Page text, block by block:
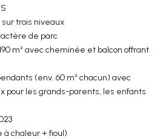
trois niveaux
de parc
m² avec cheminée et balcon offrant
(env. 60 m² chacun) avec
pour les grands-parents, les enfants
chaleur + fioul)